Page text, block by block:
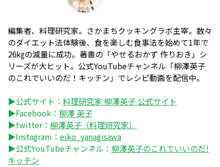
編集者、料理研究家。さかまちクッキングラボ主宰。数々
のダイエット法体験後、食を楽しむ食事法を始めて1年で
26㎏の減量に成功。著書の「やせるおかず 作りおき」シ
リーズが大ヒット。公式YouTubeチャンネル「柳澤英子
のこれでいいのだ！キッチン」でレシピ動画を配信中。
▶公式サイト： 料理研究家 柳澤英子 公式サイト
▶Facebook： 柳澤 英子
▶twitter： 柳澤英子（料理研究家）
▶Instagram： eiko_yanagisawa
▶公式YouTubeチャンネル： 柳澤英子のこれでいいのだ!
キッチン